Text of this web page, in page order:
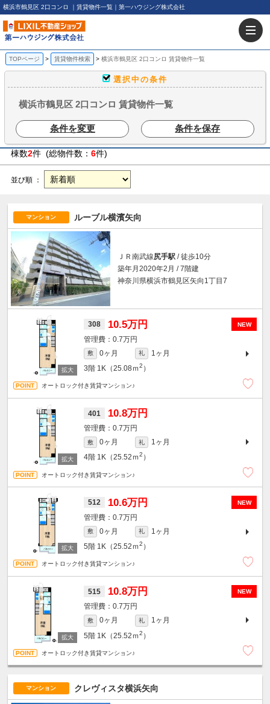
横浜市鶴見区 2口コンロ ｜賃貸物件一覧｜第一ハウジング株式会社
TOPページ 賃貸物件検索 横浜市鶴見区 2口コンロ 賃貸物件一覧
選択中の条件
横浜市鶴見区 2口コンロ 賃貸物件一覧
条件を変更 条件を保存
棟数2件 (総物件数： 6件)
並び順 ：
マンション ルーブル横濱矢向
ＪＲ南武線尻手駅 / 徒歩10分
築年月2020年2月 / 7階建
神奈川県横浜市鶴見区矢向1丁目7
NEW
308 10.5万円
0.7万円
敷 0ヶ月 礼
1ヶ月
3階 1K（25.08ｍ2 ）
オートロック付き賃貸マンション♪
401 10.8万円
0.7万円
敷 0ヶ月 礼
1ヶ月
4階 1K（25.52ｍ2 ）
オートロック付き賃貸マンション♪
NEW
512 10.6万円
0.7万円
敷 0ヶ月 礼
1ヶ月
5階 1K（25.52ｍ2 ）
オートロック付き賃貸マンション♪
NEW
515 10.8万円
0.7万円
敷 0ヶ月 礼
1ヶ月
5階 1K（25.52ｍ2 ）
オートロック付き賃貸マンション♪
マンション クレヴィスタ横浜矢向